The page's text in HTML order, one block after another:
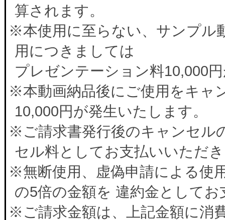
算されます。
※本使用に至らない、サンプル
用につきましては
プレゼンテーション料10,000
※本動画納品後にご使用をキャ
10,000円が発生いたします。
※ご請求書発行後のキャンセル
セル料としてお支払いいただ
※無断使用、虚偽申請による使
の5倍の金額を 違約金として
※ご請求金額は、上記金額に消